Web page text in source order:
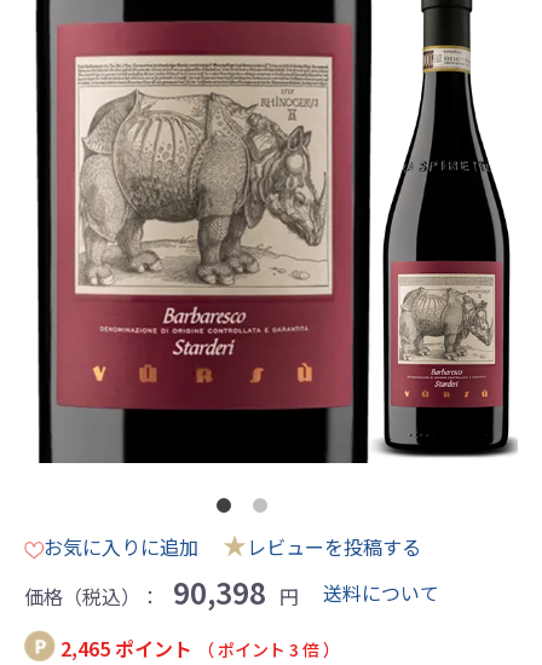
お気に入りに追加 ★レビューを投稿する
価格（税込）：
90,398 円
送料について
2,465 ポイント
（ ポイント 3 倍 ）